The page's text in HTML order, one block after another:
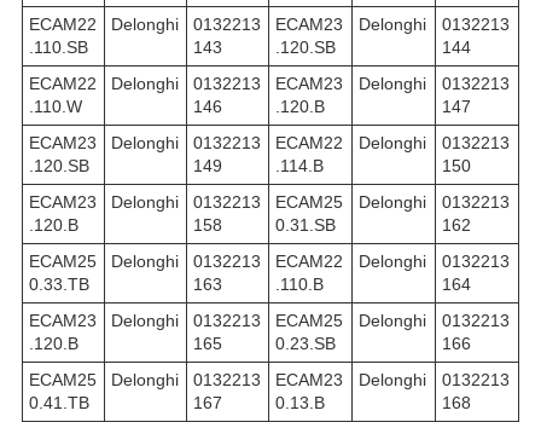
ECAM22
.110.SB
Delonghi
0132213
143
ECAM23
.120.SB
Delonghi
0132213
144
ECAM22
.110.W
Delonghi
0132213
146
ECAM23
.120.B
Delonghi
0132213
147
ECAM23
.120.SB
Delonghi
0132213
149
ECAM22
.114.B
Delonghi
0132213
150
ECAM23
.120.B
Delonghi
0132213
158
ECAM25
0.31.SB
Delonghi
0132213
162
ECAM25
0.33.TB
Delonghi
0132213
163
ECAM22
.110.B
Delonghi
0132213
164
ECAM23
.120.B
Delonghi
0132213
165
ECAM25
0.23.SB
Delonghi
0132213
166
ECAM25
0.41.TB
Delonghi
0132213
167
ECAM23
0.13.B
Delonghi
0132213
168